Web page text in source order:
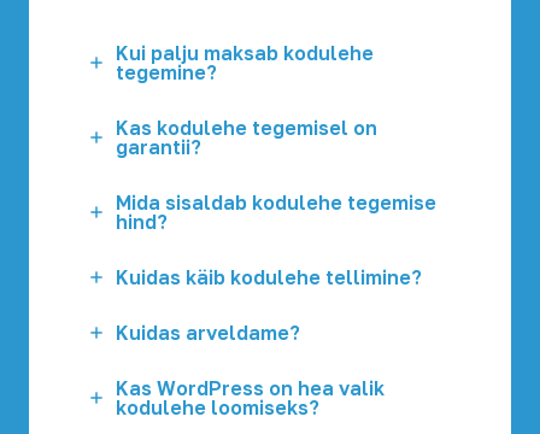
Kui palju maksab kodulehe
tegemine?
Kas kodulehe tegemisel on
garantii?
Mida sisaldab kodulehe tegemise
hind?
Kuidas käib kodulehe tellimine?
Kuidas arveldame?
Kas WordPress on hea valik
kodulehe loomiseks?